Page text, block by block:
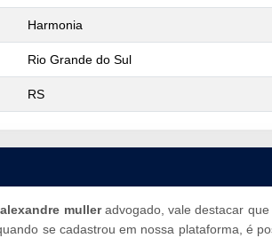
Harmonia
Rio Grande do Sul
RS
mulleradvogado, vale destacar que
se cadastrou em nossa plataforma, é